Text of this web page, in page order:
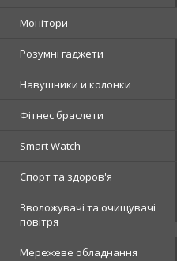
Монітори
Розумні гаджети
Навушники и колонки
Фітнес браслети
Smart Watch
Спорт та здоров'я
Зволожувачі та очищувачі
повітря
Мережеве обладнання